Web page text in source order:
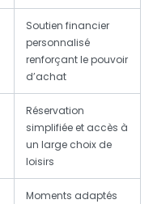
Soutien financier
personnalisé
renforçant le pouvoir
d’achat
Réservation
simplifiée et accès à
un large choix de
loisirs
Moments adaptés